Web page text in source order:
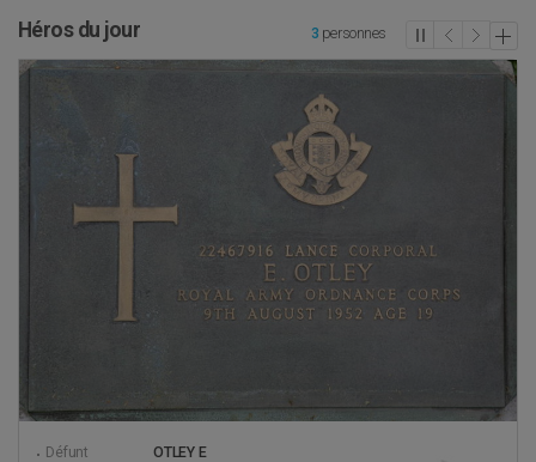
Héros du jour 3 personnes
Défunt
OTLEY E